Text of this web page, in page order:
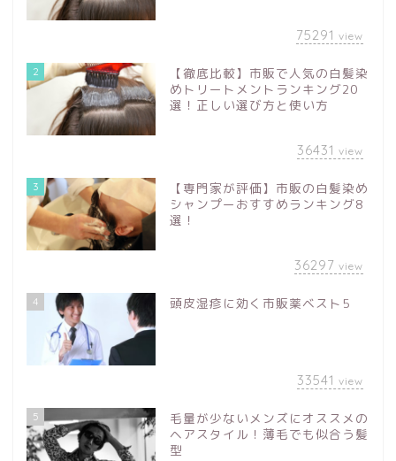
75291 view
2
【徹底比較】市販で人気の白髪染
めトリートメントランキング20
選！正しい選び方と使い方
36431 view
3
【専門家が評価】市販の白髪染め
シャンプーおすすめランキング8
選！
36297 view
4 頭皮湿疹に効く市販薬ベスト5
33541 view
5
毛量が少ないメンズにオススメの
ヘアスタイル！薄毛でも似合う髪
型